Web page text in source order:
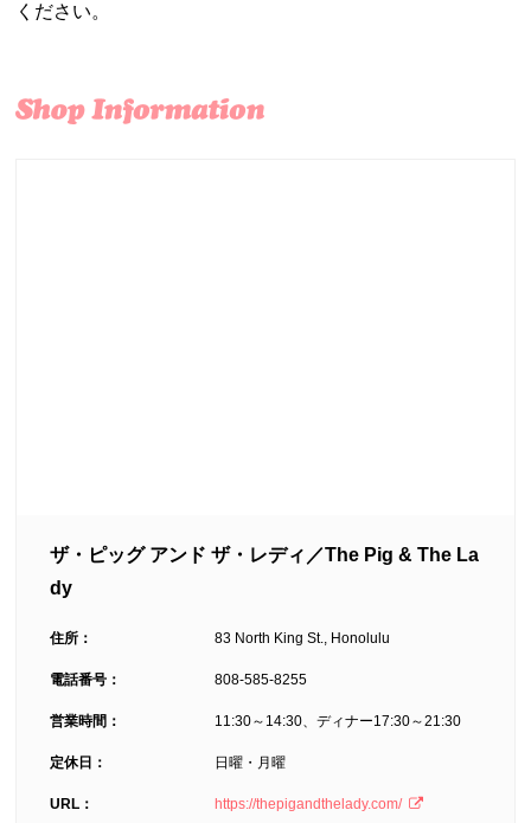
ください。
ザ・ピッグ アンド ザ・レディ／The Pig & The La
dy
住所： 83 North King St., Honolulu
電話番号： 808-585-8255
営業時間： 11:30～14:30、ディナー17:30～21:30
定休日： 日曜・月曜
URL： https://thepigandthelady.com/